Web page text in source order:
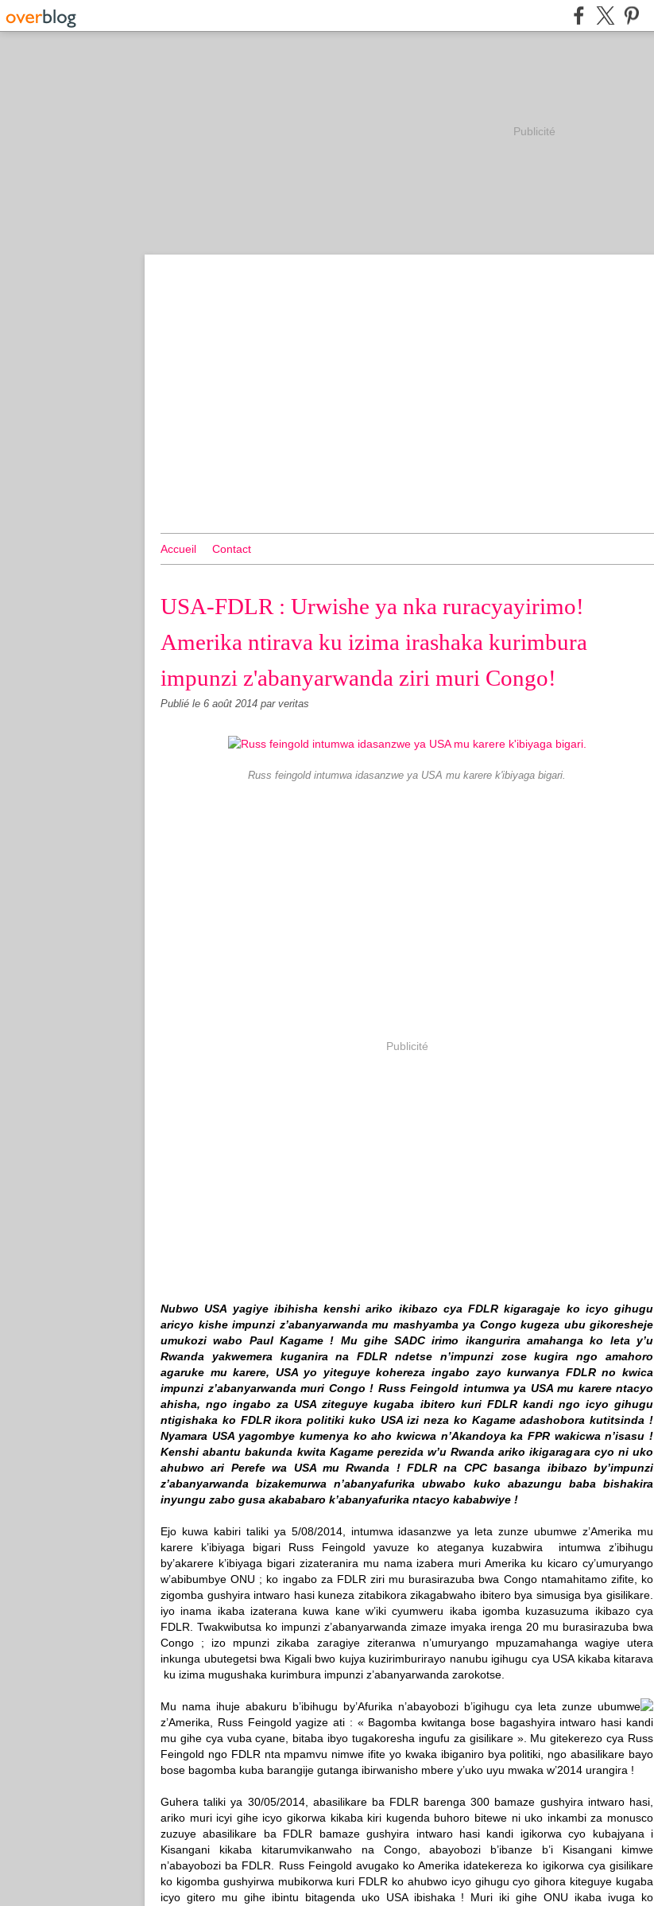
Publicité
Accueil Contact
USA-FDLR : Urwishe ya nka ruracyayirimo!
Amerika ntirava ku izima irashaka kurimbura
impunzi z'abanyarwanda ziri muri Congo!
Publié le 6 août 2014 par veritas
Russ feingold intumwa idasanzwe ya USA mu karere k'ibiyaga bigari.
Publicité
Nubwo USA yagiye ibihisha kenshi ariko ikibazo cya FDLR kigaragaje ko icyo gihugu
aricyo kishe impunzi z’abanyarwanda mu mashyamba ya Congo kugeza ubu gikoresheje
umukozi wabo Paul Kagame ! Mu gihe SADC irimo ikangurira amahanga ko leta y’u
Rwanda yakwemera kuganira na FDLR ndetse n’impunzi zose kugira ngo amahoro
agaruke mu karere, USA yo yiteguye kohereza ingabo zayo kurwanya FDLR no kwica
impunzi z’abanyarwanda muri Congo ! Russ Feingold intumwa ya USA mu karere ntacyo
ahisha, ngo ingabo za USA ziteguye kugaba ibitero kuri FDLR kandi ngo icyo gihugu
ntigishaka ko FDLR ikora politiki kuko USA izi neza ko Kagame adashobora kutitsinda !
Nyamara USA yagombye kumenya ko aho kwicwa n’Akandoya ka FPR wakicwa n’isasu !
Kenshi abantu bakunda kwita Kagame perezida w’u Rwanda ariko ikigaragara cyo ni uko
ahubwo ari Perefe wa USA mu Rwanda ! FDLR na CPC basanga ibibazo by’impunzi
z’abanyarwanda bizakemurwa n’abanyafurika ubwabo kuko abazungu baba bishakira
inyungu zabo gusa akababaro k’abanyafurika ntacyo kababwiye !
Ejo kuwa kabiri taliki ya 5/08/2014, intumwa idasanzwe ya leta zunze ubumwe z’Amerika mu
karere k’ibiyaga bigari Russ Feingold yavuze ko ateganya kuzabwira intumwa z’ibihugu
by’akarere k’ibiyaga bigari zizateranira mu nama izabera muri Amerika ku kicaro cy’umuryango
w’abibumbye ONU ; ko ingabo za FDLR ziri mu burasirazuba bwa Congo ntamahitamo zifite, ko
zigomba gushyira intwaro hasi kuneza zitabikora zikagabwaho ibitero bya simusiga bya gisilikare.
iyo inama ikaba izaterana kuwa kane w’iki cyumweru ikaba igomba kuzasuzuma ikibazo cya
FDLR. Twakwibutsa ko impunzi z’abanyarwanda zimaze imyaka irenga 20 mu burasirazuba bwa
Congo ; izo mpunzi zikaba zaragiye ziteranwa n’umuryango mpuzamahanga wagiye utera
inkunga ubutegetsi bwa Kigali bwo kujya kuzirimburirayo nanubu igihugu cya USA kikaba kitarava
ku izima mugushaka kurimbura impunzi z’abanyarwanda zarokotse.
Mu nama ihuje abakuru b’ibihugu by’Afurika n’abayobozi b’igihugu cya leta zunze ubumwe
z’Amerika, Russ Feingold yagize ati : « Bagomba kwitanga bose bagashyira intwaro hasi kandi
mu gihe cya vuba cyane, bitaba ibyo tugakoresha ingufu za gisilikare ». Mu gitekerezo cya Russ
Feingold ngo FDLR nta mpamvu nimwe ifite yo kwaka ibiganiro bya politiki, ngo abasilikare bayo
bose bagomba kuba barangije gutanga ibirwanisho mbere y’uko uyu mwaka w’2014 urangira !
Guhera taliki ya 30/05/2014, abasilikare ba FDLR barenga 300 bamaze gushyira intwaro hasi,
ariko muri icyi gihe icyo gikorwa kikaba kiri kugenda buhoro bitewe ni uko inkambi za monusco
zuzuye abasilikare ba FDLR bamaze gushyira intwaro hasi kandi igikorwa cyo kubajyana i
Kisangani kikaba kitarumvikanwaho na Congo, abayobozi b’ibanze b’i Kisangani kimwe
n’abayobozi ba FDLR. Russ Feingold avugako ko Amerika idatekereza ko igikorwa cya gisilikare
ko kigomba gushyirwa mubikorwa kuri FDLR ko ahubwo icyo gihugu cyo gihora kiteguye kugaba
icyo gitero mu gihe ibintu bitagenda uko USA ibishaka ! Muri iki gihe ONU ikaba ivuga ko